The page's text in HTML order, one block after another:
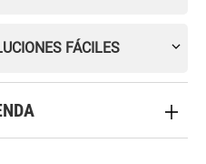
FÁCILES